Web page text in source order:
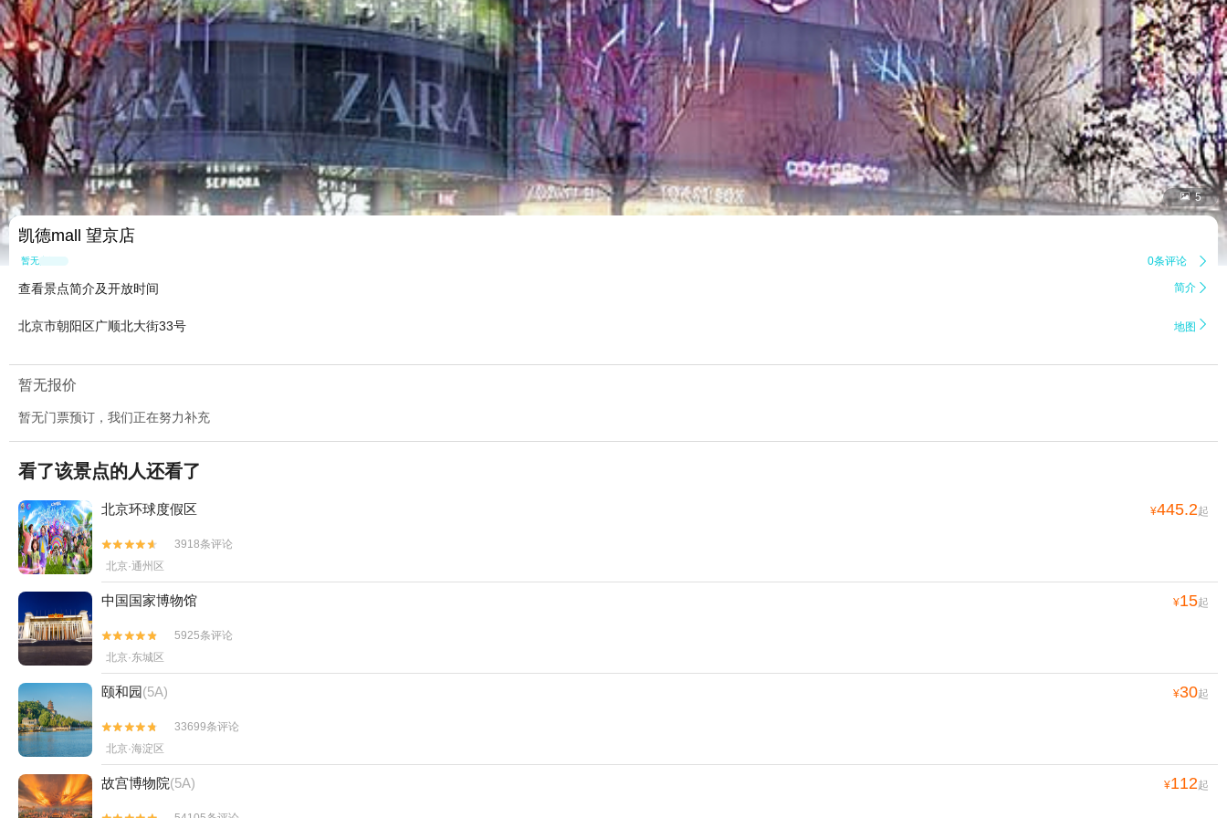
 5
凯德mall 望京店
暂无点评 0条评论 
查看景点简介及开放时间 简介 
北京市朝阳区广顺北大街33号 地图 
暂无报价
暂无门票预订，我们正在努力补充
看了该景点的人还看了
北京环球度假区 ¥445.2起


3918条评论
北京·通州区
中国国家博物馆 ¥15起


5925条评论
北京·东城区
颐和园(5A) ¥30起


33699条评论
北京·海淀区
故宫博物院(5A) ¥112起